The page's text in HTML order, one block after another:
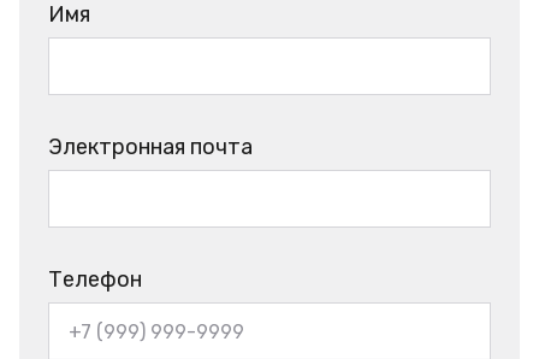
Имя
Электронная почта
Телефон